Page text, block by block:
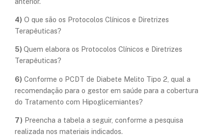
4) O que são os Protocolos Clínicos e Diretrizes
Terapêuticas?
5) Quem elabora os Protocolos Clínicos e Diretrizes
Terapêuticas?
6) Conforme o PCDT de Diabete Melito Tipo 2, qual a
recomendação para o gestor em saúde para a cobertura
do Tratamento com Hipoglicemiantes?
7) Preencha a tabela a seguir, conforme a pesquisa
realizada nos materiais indicados.